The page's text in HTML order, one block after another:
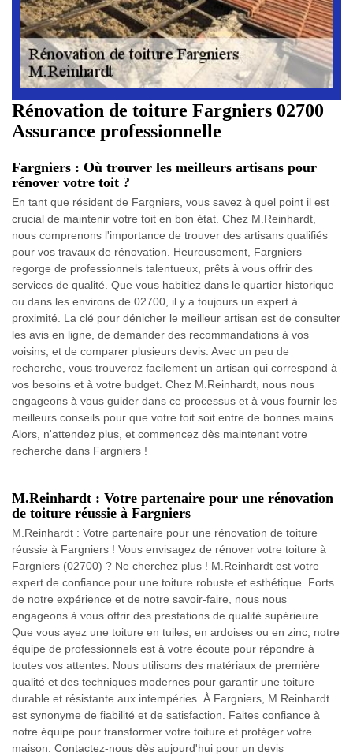
Rénovation de toiture Fargniers 02700
Assurance professionnelle
Fargniers : Où trouver les meilleurs artisans pour
rénover votre toit ?
En tant que résident de Fargniers, vous savez à quel point il est
crucial de maintenir votre toit en bon état. Chez M.Reinhardt,
nous comprenons l'importance de trouver des artisans qualifiés
pour vos travaux de rénovation. Heureusement, Fargniers
regorge de professionnels talentueux, prêts à vous offrir des
services de qualité. Que vous habitiez dans le quartier historique
ou dans les environs de 02700, il y a toujours un expert à
proximité. La clé pour dénicher le meilleur artisan est de consulter
les avis en ligne, de demander des recommandations à vos
voisins, et de comparer plusieurs devis. Avec un peu de
recherche, vous trouverez facilement un artisan qui correspond à
vos besoins et à votre budget. Chez M.Reinhardt, nous nous
engageons à vous guider dans ce processus et à vous fournir les
meilleurs conseils pour que votre toit soit entre de bonnes mains.
Alors, n'attendez plus, et commencez dès maintenant votre
recherche dans Fargniers !
M.Reinhardt : Votre partenaire pour une rénovation
de toiture réussie à Fargniers
M.Reinhardt : Votre partenaire pour une rénovation de toiture
réussie à Fargniers ! Vous envisagez de rénover votre toiture à
Fargniers (02700) ? Ne cherchez plus ! M.Reinhardt est votre
expert de confiance pour une toiture robuste et esthétique. Forts
de notre expérience et de notre savoir-faire, nous nous
engageons à vous offrir des prestations de qualité supérieure.
Que vous ayez une toiture en tuiles, en ardoises ou en zinc, notre
équipe de professionnels est à votre écoute pour répondre à
toutes vos attentes. Nous utilisons des matériaux de première
qualité et des techniques modernes pour garantir une toiture
durable et résistante aux intempéries. À Fargniers, M.Reinhardt
est synonyme de fiabilité et de satisfaction. Faites confiance à
notre équipe pour transformer votre toiture et protéger votre
maison. Contactez-nous dès aujourd'hui pour un devis